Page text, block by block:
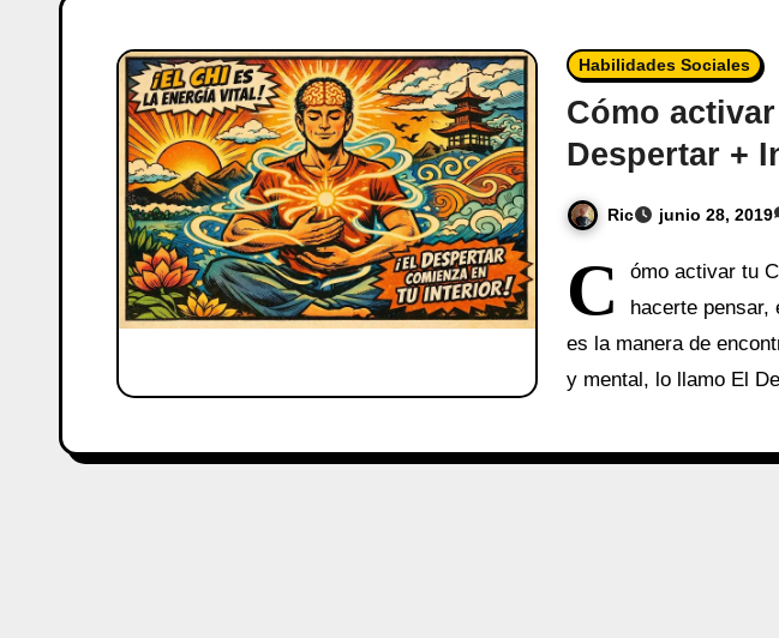
Habilidades Sociales
Cómo
Despertar +
Ric junio 28, 2019
C
ómo activar tu
hacerte pensar,
es la manera de
y mental, lo llamo El